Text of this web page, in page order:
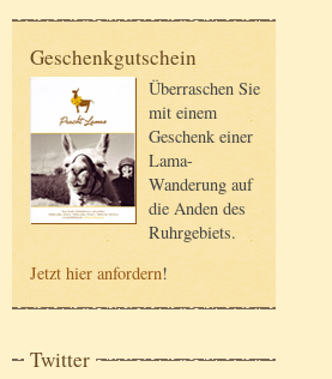
Geschenkgutschein
Überraschen Sie
mit einem
Geschenk einer
Lama-
Wanderung auf
die Anden des
Ruhrgebiets.
Jetzt hier anfordern!
Twitter